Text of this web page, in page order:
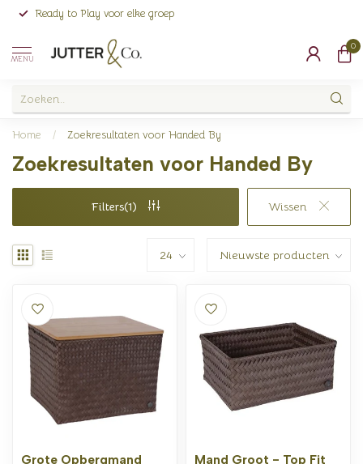
Ready to Play voor elke groep
MENU
0
Home / Zoekresultaten voor Handed By
Zoekresultaten voor Handed By
Filters(1) Wissen
Grote Opbergmand
Mand Groot - Top Fit